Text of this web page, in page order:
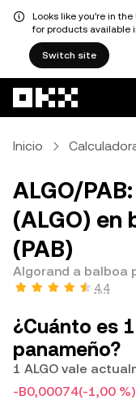
Looks like you're in
for products available
Switch site
Inicio
ALGO/
(ALGO) en
(PAB)
Algorand a balboa
4,4
¿Cuánto es
panameño?
1 ALGO vale
-B0,00074(-1,00 %)